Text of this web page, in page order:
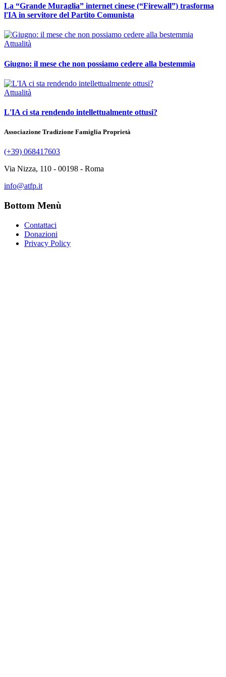
La “Grande Muraglia” internet cinese (“Firewall”) trasforma
l'IA in servitore del Partito Comunista
Attualità
Giugno: il mese che non possiamo cedere alla bestemmia
Attualità
L'IA ci sta rendendo intellettualmente ottusi?
Associazione Tradizione Famiglia Proprietà
(+39) 068417603
Via Nizza, 110 - 00198 - Roma
info@atfp.it
Bottom Menù
Contattaci
Donazioni
Privacy Policy